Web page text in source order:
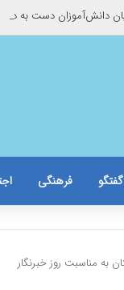
دانش‌آموزان دست به
گفتگو فرهنگی
به مناسبت روز خبرنگار